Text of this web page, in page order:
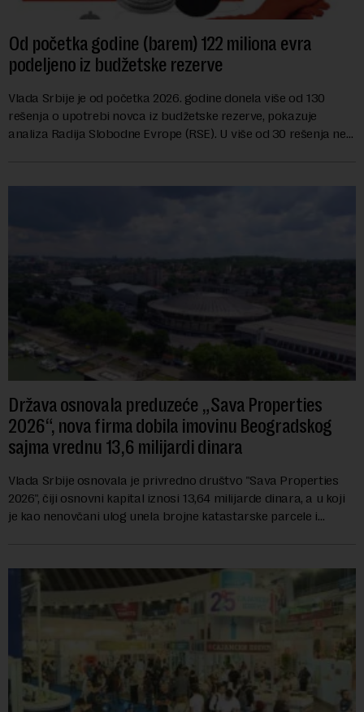
Od početka godine (barem) 122 miliona evra
podeljeno iz budžetske rezerve
Vlada Srbije je od početka 2026. godine donela više od 130
rešenja o upotrebi novca iz budžetske rezerve, pokazuje
analiza Radija Slobodne Evrope (RSE). U više od 30 rešenja ne
Država osnovala preduzeće „Sava Properties
2026“, nova firma dobila imovinu Beogradskog
sajma vrednu 13,6 milijardi dinara
Vlada Srbije osnovala je privredno društvo "Sava Properties
2026", čiji osnovni kapital iznosi 13,64 milijarde dinara, a u koji
je kao nenovčani ulog unela brojne katastarske parcele i